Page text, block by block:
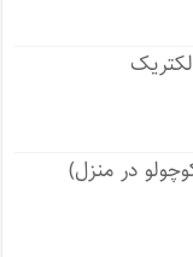
در منزل)